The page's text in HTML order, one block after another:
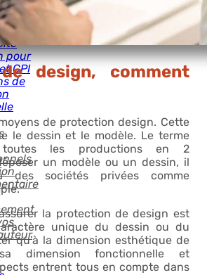
de
pour
CPI
de design, comment
de protection design. Cette
le dessin et le modèle. Le terme
toutes les productions en 2
un modèle ou un dessin, il
des sociétés privées comme
la protection de design est
unique du dessin ou du
qu’à la dimension esthétique de
dimension fonctionnelle et
entrent tous en compte dans